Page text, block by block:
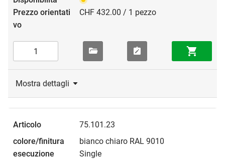
CHF 432.00 / 1 pezzo
Mostra dettagli
75.101.23
bianco chiaro RAL 9010
Single